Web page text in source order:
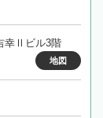
幸Ⅱビル3階
地図